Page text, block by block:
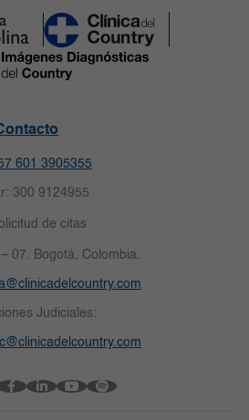
601 3905355
300 9124955
de citas
07. Bogotá, Colombia.
Judiciales: